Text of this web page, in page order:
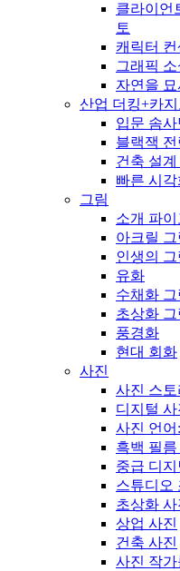
클라이언
토
캐릭터 컨
그래픽 소
자연을
산업 더킹+카
입문 솜
블랙잭
건축 설계
빠른 시
그림
소개 파이
아크릴 그
인생의 그
유화
수채화 그
초상화 그
풍경화
현대 회화
사진
사진 스토
디지털
사진 언어
흑백 필름
중급 디지
스튜디오
초상화 사
상업 사진
건축 사진
사진 작가